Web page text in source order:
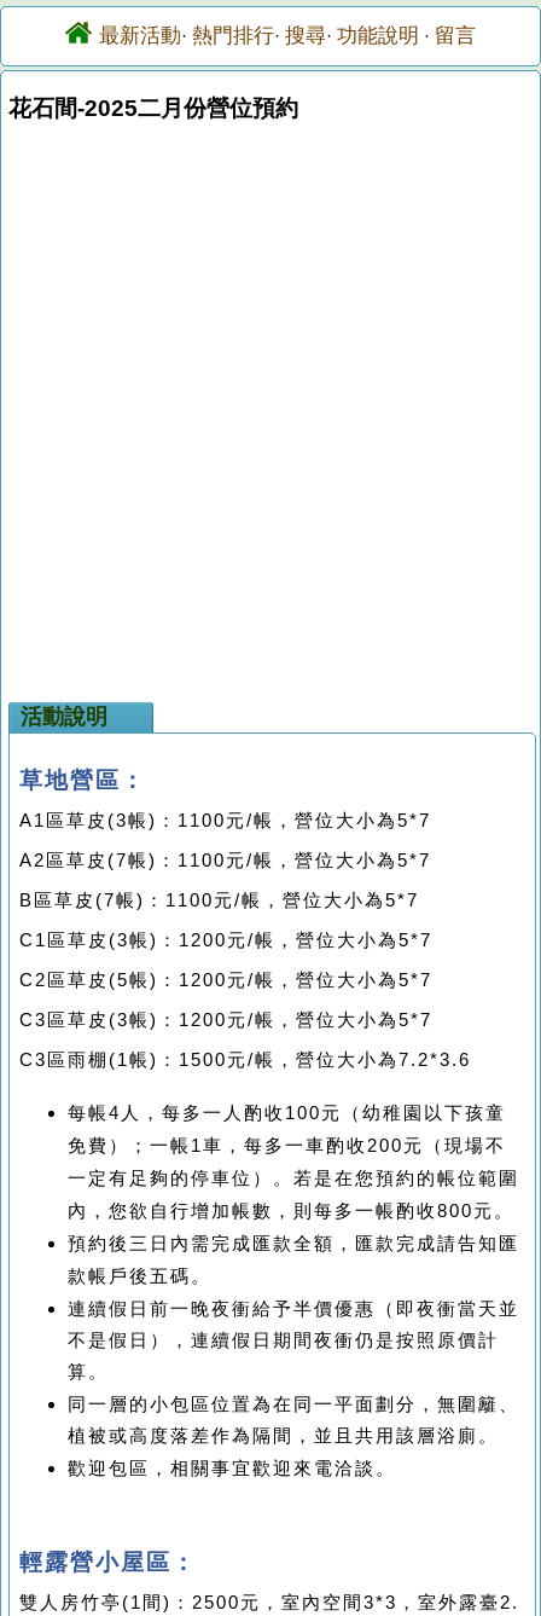
最新活動· 熱門排行· 搜尋· 功能說明 · 留言
花石間-2025二月份營位預約
活動說明
草地營區：
A1 區草皮 (3帳) ： 1100元/帳，營位大小為5*7
A2區草皮 (7帳) ： 1100元/帳，營位大小為5*7
B區草皮 (7帳) ： 1100元/帳，營位大小為5*7
C1 區草皮 (3帳) ： 1200元/帳，營位大小為5*7
C2區草皮 (5帳) ： 1200元/帳，營位大小為5*7
C3區草皮 (3帳) ： 1200元/帳，營位大小為5*7
C3區雨棚 (1帳) ： 1500元/帳，營位大小為7.2*3.6
每帳4人，每多一人酌收100元（幼稚園以下孩童
免費）；一帳1車，每多一車酌收200元（現場不
一定有足夠的停車位）。若是在您預約的帳位範圍
內，您欲自行增加帳數，則每多一帳酌收800元。
預約後三日內需完成匯款全額，匯款完成請告知匯
款帳戶後五碼。
連續假日前一晚夜衝給予半價優惠（即夜衝當天並
不是假日），連續假日期間夜衝仍是按照原價計
算。
同一層的小包區位置為在同一平面劃分，無圍籬、
植被或高度落差作為隔間，並且共用該層浴廁。
歡迎包區，相關事宜歡迎來電洽談。
輕露營小屋區：
雙人房竹亭(1 間) ： 2500元，室內空間3*3 ，室外露臺2.